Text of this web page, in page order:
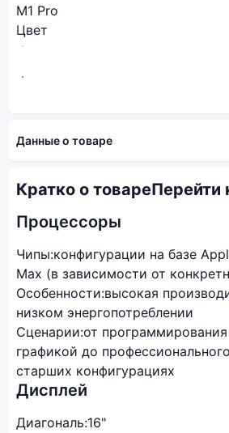
M1 Pro
Цвет
Данные о товаре
Кратко о товареПерейти
Процессоры
Чипы:конфигурации на базе
Max (в зависимости от
Особенности:высокая
низком энергопотреблении
Сценарии:от
графикой до
старших конфигурациях
Дисплей
Диагональ:16"